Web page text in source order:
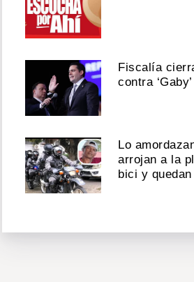
Fiscalía
contra
Lo
arrojan a la
bici y